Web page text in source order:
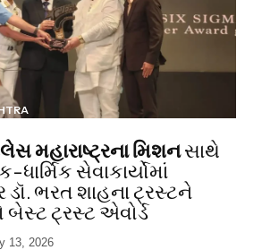
મહારાષ્ટ્રના મિશનસાથે
ધાર્મિક સેવાકાર્યોમાં
ભરત શાહના ટ્રસ્ટને
બેસ્ટ ટ્રસ્ટ એવોર્ડ
13, 2026